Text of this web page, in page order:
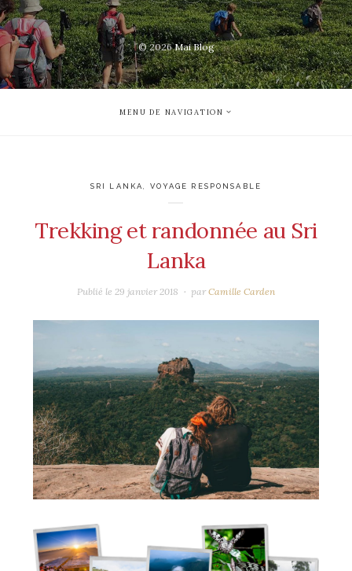
© 2026Mai Blog
MENU DE NAVIGATION
SRI LANKA VOYAGE RESPONSABLE
Trekking et randonnée au Sri
Lanka
Publié le 29 janvier 2018 parCamille Carden